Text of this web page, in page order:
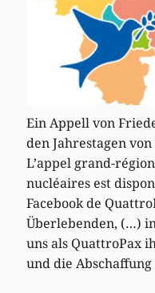
Ein Appell von
den Jahrestagen
L’appel grand-
nucléaires est
Facebook de
Überlebenden, (…)
uns als QuattroPax
und die Abschaffung